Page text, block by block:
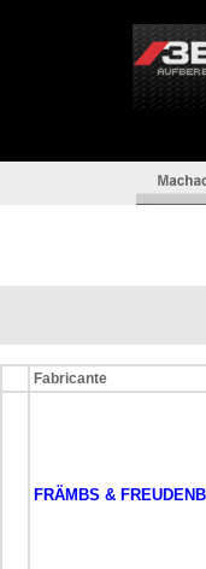
Fabricante
FRÄMBS &